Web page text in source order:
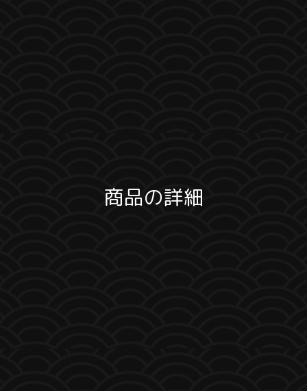
商品の詳細